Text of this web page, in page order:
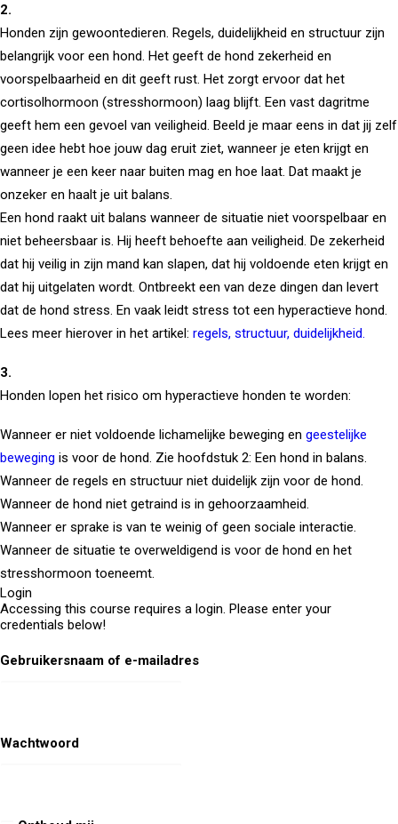
2.
Honden zijn gewoontedieren. Regels, duidelijkheid en structuur zijn
belangrijk voor een hond. Het geeft de hond zekerheid en
voorspelbaarheid en dit geeft rust. Het zorgt ervoor dat het
cortisolhormoon (stresshormoon) laag blijft. Een vast dagritme
geeft hem een gevoel van veiligheid. Beeld je maar eens in dat jij zelf
geen idee hebt hoe jouw dag eruit ziet, wanneer je eten krijgt en
wanneer je een keer naar buiten mag en hoe laat. Dat maakt je
onzeker en haalt je uit balans.
Een hond raakt uit balans wanneer de situatie niet voorspelbaar en
niet beheersbaar is. Hij heeft behoefte aan veiligheid. De zekerheid
dat hij veilig in zijn mand kan slapen, dat hij voldoende eten krijgt en
dat hij uitgelaten wordt. Ontbreekt een van deze dingen dan levert
dat de hond stress. En vaak leidt stress tot een hyperactieve hond.
Lees meer hierover in het artikel: regels, structuur, duidelijkheid.
3.
Honden lopen het risico om hyperactieve honden te worden:
Wanneer er niet voldoende lichamelijke beweging en geestelijke
beweging is voor de hond. Zie hoofdstuk 2: Een hond in balans.
Wanneer de regels en structuur niet duidelijk zijn voor de hond.
Wanneer de hond niet getraind is in gehoorzaamheid.
Wanneer er sprake is van te weinig of geen sociale interactie.
Wanneer de situatie te overweldigend is voor de hond en het
stresshormoon toeneemt.
Login
Accessing this course requires a login. Please enter your
credentials below!
Gebruikersnaam of e-mailadres
Wachtwoord